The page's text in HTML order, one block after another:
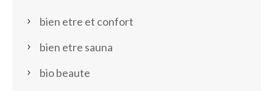
bien etre et confort
bien etre sauna
bio beaute